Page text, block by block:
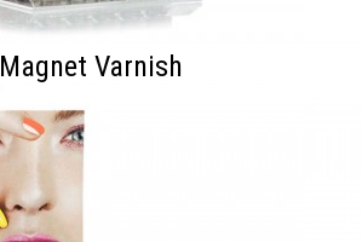
Magnet Varnish